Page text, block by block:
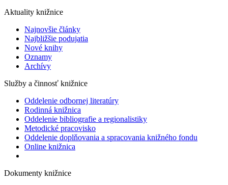
Aktuality knižnice
Najnovšie články
Najbližšie podujatia
Nové knihy
Oznamy
Archívy
Služby a činnosť knižnice
Oddelenie odbornej literatúry
Rodinná knižnica
Oddelenie bibliografie a regionalistiky
Metodické pracovisko
Oddelenie doplňovania a spracovania knižného fondu
Online knižnica
Dokumenty knižnice